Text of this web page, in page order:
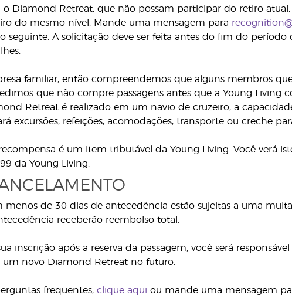
o Diamond Retreat, que não possam participar do retiro
do mesmo nível. Mande uma mensagem para
seguinte. A solicitação deve ser feita antes do fim do período
familiar, então compreendemos que alguns membros
que não compre passagens antes que a Young Living
Retreat é realizado em um navio de cruzeiro, a
excursões, refeições, acomodações, transporte ou creche
é um item tributável da Young Living. Você verá
da Young Living.
menos de 30 dias de antecedência estão sujeitas a uma
receberão reembolso total.
inscrição após a reserva da passagem, você será
um novo Diamond Retreat no futuro.
frequentes, clique aqui ou mande uma mensagem